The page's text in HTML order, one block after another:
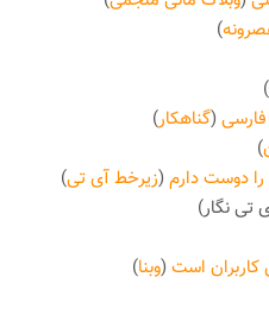
)
)
(گناهکار)
)
دوست دارم (زیرخط آی تی)
تی نگار)
است (وبنا)